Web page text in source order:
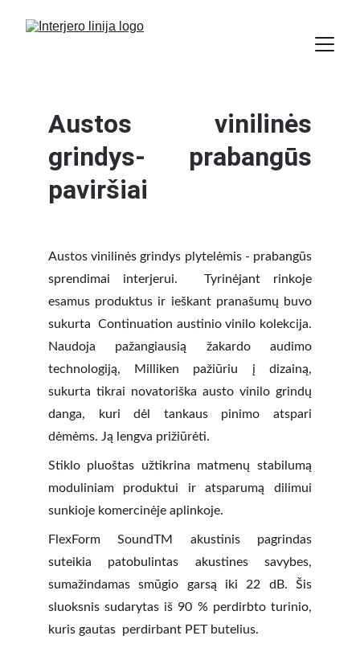
Austos vinilinės
grindys- prabangūs
paviršiai
Austos vinilinės grindys plytelėmis - prabangūs
sprendimai interjerui. Tyrinėjant rinkoje
esamus produktus ir ieškant pranašumų buvo
sukurta Continuation austinio vinilo kolekcija.
Naudoja pažangiausią žakardo audimo
technologiją, Milliken pažiūriu į dizainą,
sukurta tikrai novatoriška austo vinilo grindų
danga, kuri dėl tankaus pinimo atspari
dėmėms. Ją lengva prižiūrėti.
Stiklo pluoštas užtikrina matmenų stabilumą
moduliniam produktui ir atsparumą dilimui
sunkioje komercinėje aplinkoje.
FlexForm SoundTM akustinis pagrindas
suteikia patobulintas akustines savybes,
sumažindamas smūgio garsą iki 22 dB. Šis
sluoksnis sudarytas iš 90 % perdirbto turinio,
kuris gautas perdirbant PET butelius.